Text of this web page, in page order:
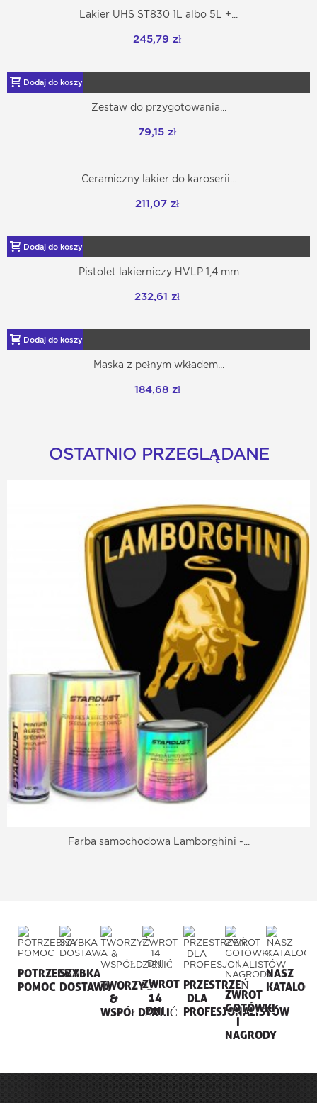
Lakier UHS ST830 1L albo 5L +...
245,79 zł
Dodaj do koszyka
Zestaw do przygotowania...
79,15 zł
Ceramiczny lakier do karoserii...
211,07 zł
Dodaj do koszyka
Pistolet lakierniczy HVLP 1,4 mm
232,61 zł
Dodaj do koszyka
Maska z pełnym wkładem...
184,68 zł
OSTATNIO PRZEGLĄDANE
Farba samochodowa Lamborghini -...
POTRZEBNA
POMOC
SZYBKA
DOSTAWATWORZYĆ
&
WSPÓŁDZIELIĆ
ZWROT
14
DNI
PRZESTRZEŃ
DLA
PROFESJONALISTÓW
ZWROT
GOTÓWKI
I
NAGRODY
NASZ
KATALOG